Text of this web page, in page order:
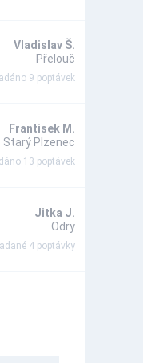
Vladislav Š.
Přelouč
9 poptávek
Frantisek M.
Starý Plzenec
13 poptávek
Jitka J.
Odry
4 poptávky